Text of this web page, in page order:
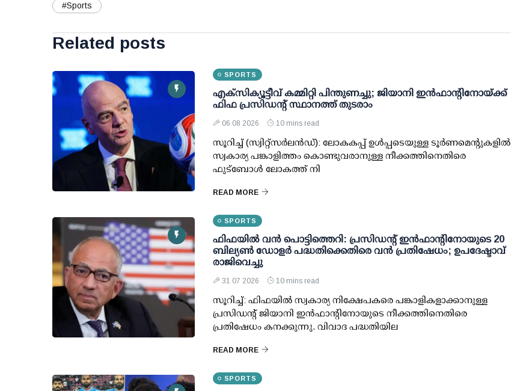
#Sports
Related posts
SPORTS
എക്സിക്യൂട്ടീവ് കമ്മിറ്റി പിന്തുണച്ചു; ജിയാനി ഇന്‍ഫാന്റിനോയ്ക്ക്
ഫിഫ പ്രസിഡന്റ് സ്ഥാനത്ത് തുടരാം
06 08 2026 10 mins read
സൂറിച്ച് (സ്വിറ്റ്‌സര്‍ലന്‍ഡ്): ലോകകപ്പ് ഉള്‍പ്പടെയുള്ള ടൂര്‍ണമെന്റുകളില്‍
സ്വകാര്യ പങ്കാളിത്തം കൊണ്ടുവരാനുള്ള നീക്കത്തിനെതിരെ
ഫുട്ബോള്‍ ലോകത്ത് നി
READ MORE
SPORTS
ഫിഫയില്‍ വന്‍ പൊട്ടിത്തെറി: പ്രസിഡന്റ് ഇന്‍ഫാന്റിനോയുടെ 20
ബില്യണ്‍ ഡോളര്‍ പദ്ധതിക്കെതിരെ വന്‍ പ്രതിഷേധം; ഉപദേഷ്ടാവ്
രാജിവെച്ചു
31 07 2026 10 mins read
സൂറിച്ച്: ഫിഫയില്‍ സ്വകാര്യ നിക്ഷേപകരെ പങ്കാളികളാക്കാനുള്ള
പ്രസിഡന്റ് ജിയാനി ഇന്‍ഫാന്റിനോയുടെ നീക്കത്തിനെതിരെ
പ്രതിഷേധം കനക്കുന്നു. വിവാദ പദ്ധതിയില
READ MORE
SPORTS